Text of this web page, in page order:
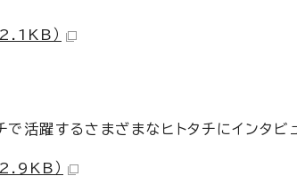
）
で活躍するさまざまなヒトタチにインタビ
）